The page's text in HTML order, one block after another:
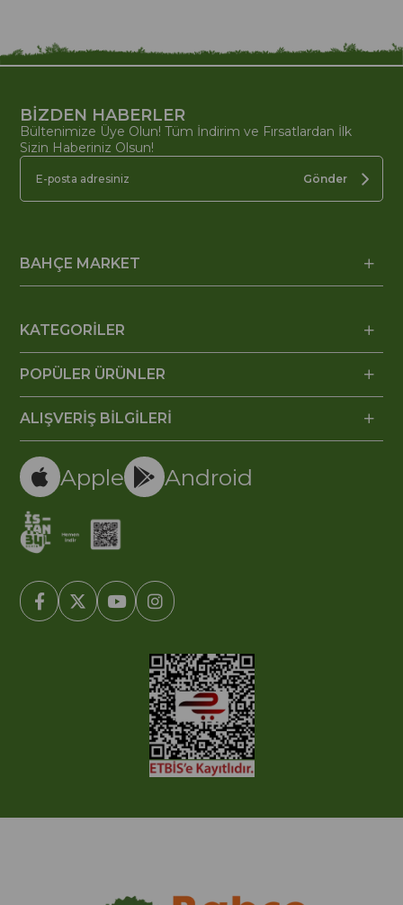
BİZDEN HABERLER
Bültenimize Üye Olun! Tüm İndirim ve Fırsatlardan İlk
Sizin Haberiniz Olsun!
Gönder
BAHÇE MARKET
KATEGORİLER
POPÜLER ÜRÜNLER
ALIŞVERİŞ BİLGİLERİ
Apple Android